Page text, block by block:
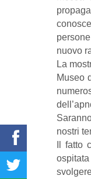
nuovo
La
Museo
nostri
Il fatto